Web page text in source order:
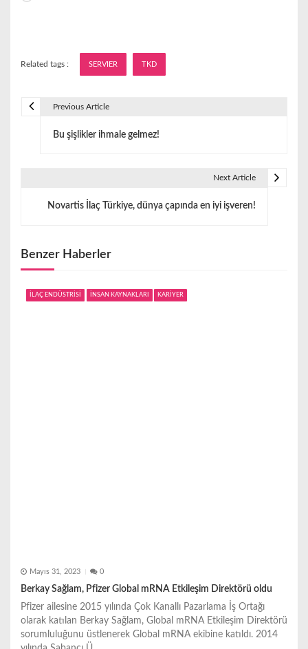
Related tags : SERVIER TKD
z
Previous Article
Bu şişlikler ihmale gelmez!
Next Article
Novartis İlaç Türkiye, dünya çapında en iyi işveren!
Benzer Haberler
İLAÇ ENDÜSTRİSİ İNSAN KAYNAKLARI KARİYER
Mayıs 31, 2023 0
Berkay Sağlam, Pfizer Global mRNA Etkileşim Direktörü oldu
Pfizer ailesine 2015 yılında Çok Kanallı Pazarlama İş Ortağı
olarak katılan Berkay Sağlam, Global mRNA Etkileşim Direktörü
sorumluluğunu üstlenerek Global mRNA ekibine katıldı. 2014